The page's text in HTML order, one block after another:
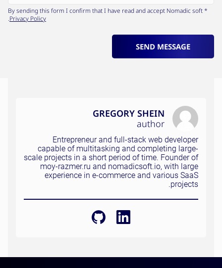
* By sending this form I confirm that I have read and accept Nomadic soft
Privacy Policy
.
SEND MESSAGE
GREGORY SHEIN
author
Entrepreneur and full-stack web developer
capable of multitasking and completing large-
scale projects in a short period of time. Founder of
moy-razmer.ru and nomadicsoft.io, with large
experience in e-commerce and various SaaS
projects.